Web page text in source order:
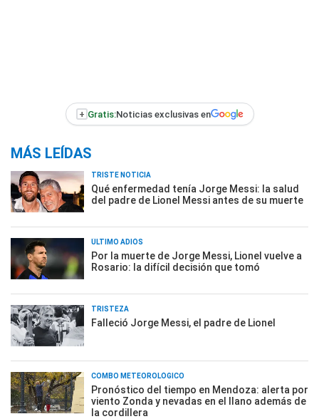
+ Gratis:Noticias exclusivas en
MÁS LEÍDAS
TRISTE NOTICIA
Qué enfermedad tenía Jorge Messi: la salud
del padre de Lionel Messi antes de su muerte
ÚLTIMO ADIÓS
Por la muerte de Jorge Messi, Lionel vuelve a
Rosario: la difícil decisión que tomó
TRISTEZA
Falleció Jorge Messi, el padre de Lionel
COMBO METEOROLÓGICO
Pronóstico del tiempo en Mendoza: alerta por
viento Zonda y nevadas en el llano además de
la cordillera